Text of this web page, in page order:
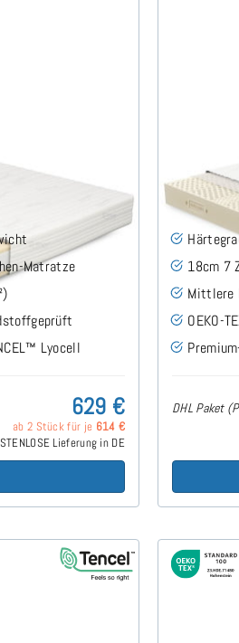
Matratze 200x200
Matratze
Lyocell
629 €
ab 2 Stück für je 614 €
Lieferung in DE
Domi
18cm 7
Mittlere
OEKO-
DHL Paket